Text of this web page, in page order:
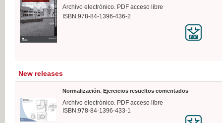
Archivo electrónico. PDF acceso libre
ISBN:978-84-1396-436-2
New releases
Normalización. Ejercicios resueltos comentados
Archivo electrónico. PDF acceso libre
ISBN:978-84-1396-433-1